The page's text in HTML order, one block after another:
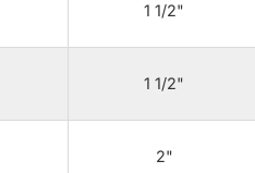
1 1/2"
1 1/2"
2"